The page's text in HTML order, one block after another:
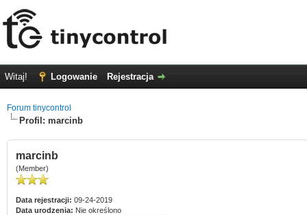
Witaj! Logowanie Rejestracja
Forum tinycontrol
Profil: marcinb
marcinb
(Member)
Data rejestracji: 09-24-2019
Data urodzenia: Nie określono